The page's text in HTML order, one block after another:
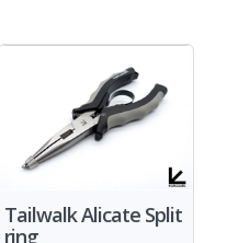
Tailwalk Alicate Split
ring